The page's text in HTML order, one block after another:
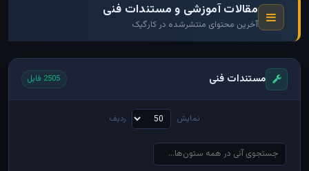
مقالات آموزشی و مستندات فنی
آخرین محتوای منتشرشده در کارگیک
مستندات فنی 2505 فایل
نمایش ردیف